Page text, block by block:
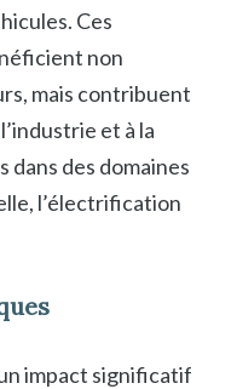
Ces
non
mais contribuent
et à la
dans des domaines
l’électrification
impact significatif